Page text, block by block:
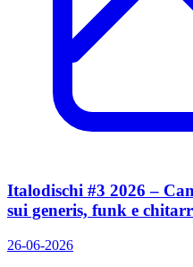
Italodischi #3 2026 –
sui generis, funk e
26-06-2026